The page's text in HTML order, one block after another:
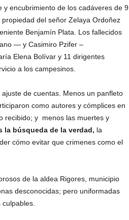
encubrimiento de los cadáveres de 9
del señor Zelaya Ordoñez
Benjamín Plata. Los fallecidos
— y Casimiro Pzifer –
Elena Bolívar y 11 dirigentes
a los campesinos.
de cuentas. Menos un panfleto
como autores y cómplices en
recibido; y menos las muertes y
la búsqueda de la verdad, la
cómo evitar que crimenes como el
de la aldea Rigores, municipio
desconocidas; pero uniformadas